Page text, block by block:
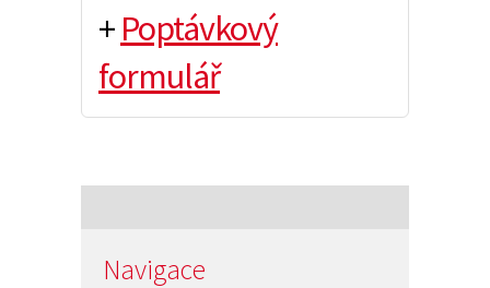
+ Poptávkový
formulář
Navigace